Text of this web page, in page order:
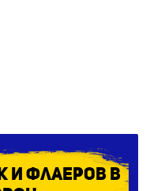
и флаеров в